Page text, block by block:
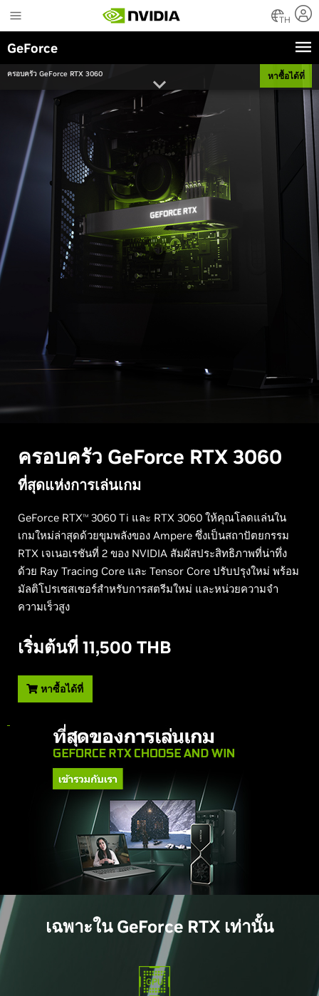
to
main
content
TH
GeForce
ครอบครัว GeForce RTX 3060 หาซื้อได้ที่
ครอบครัว GeForce RTX 3060
ที่สุดแห่งการเล่นเกม
GeForce RTXTM 3060 Ti และ RTX 3060 ให้คุณโลดแล่นใน
เกมใหม่ล่าสุดด้วยขุมพลังของ Ampere ซึ่งเป็นสถาปัตยกรรม
RTX เจเนอเรชันที่ 2 ของ NVIDIA สัมผัสประสิทธิภาพที่น่าทึ่ง
ด้วย Ray Tracing Core และ Tensor Core ปรับปรุงใหม่ พร้อม
มัลติโปรเซสเซอร์สำหรับการสตรีมใหม่ และหน่วยความจำ
ความเร็วสูง
เริ่มต้นที่ 11,500 THB
หาซื้อได้ที่
เฉพาะใน GeForce RTX เท่านั้น